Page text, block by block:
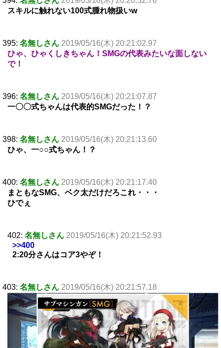
スキルに触れない100式腫れ物扱いw
395: 名無しさん 2019/05/16(木) 20:21:02.97
ひゃ、ひゃくしきちゃん！SMGの代表みたいな面しない
で！
396: 名無しさん 2019/05/16(木) 20:21:07.87
一〇〇式ちゃんは代表的SMGだった！？
398: 名無しさん 2019/05/16(木) 20:21:13.60
ひゃ、一○○式ちゃん！？
400: 名無しさん 2019/05/16(木) 20:21:17.40
まともなSMG、ベク太だけだろこれ・・・
ひでぇ
402: 名無しさん 2019/05/16(木) 20:21:52.93
>>400
2:20分さんはコア3やぞ！
403: 名無しさん 2019/05/16(木) 20:21:57.18